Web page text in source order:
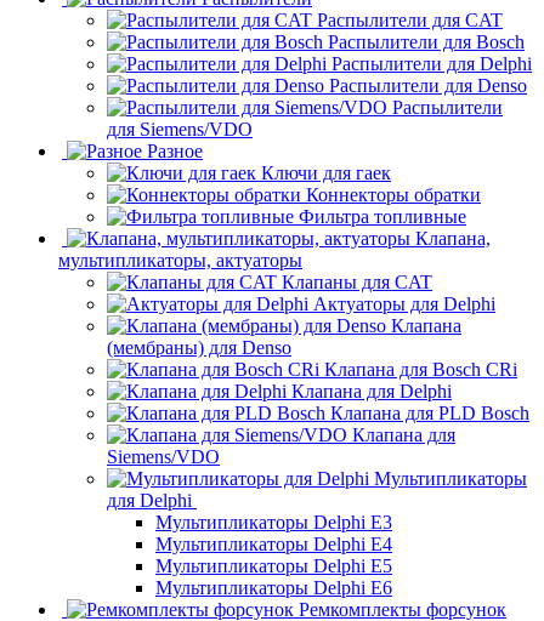
Распылители для CAT
Распылители для Bosch
Распылители для Delphi
Распылители для Denso
Распылители
для Siemens/VDO
Разное
Ключи для гаек
Коннекторы обратки
Фильтра топливные
Клапана,
мультипликаторы, актуаторы
Клапаны для CAT
Актуаторы для Delphi
Клапана
(мембраны) для Denso
Клапана для Bosch CRi
Клапана для Delphi
Клапана для PLD Bosch
Клапана для
Siemens/VDO
Мультипликаторы
для Delphi
Мультипликаторы Delphi E3
Мультипликаторы Delphi E4
Мультипликаторы Delphi E5
Мультипликаторы Delphi E6
Ремкомплекты форсунок